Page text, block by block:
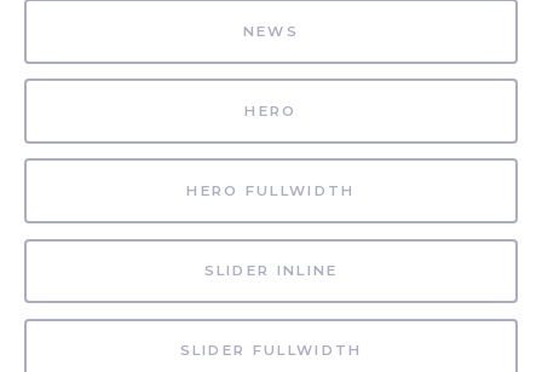
NEWS
HERO
HERO FULLWIDTH
SLIDER INLINE
SLIDER FULLWIDTH